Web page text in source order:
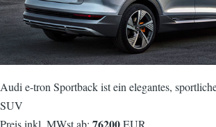
Audi e-tron Sportback ist ein elegantes,
SUV